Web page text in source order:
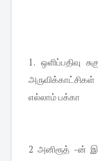
1. ஒளிப்பதிவு
எல்லாம் பக்கா
2 அனிரூத் -ன்